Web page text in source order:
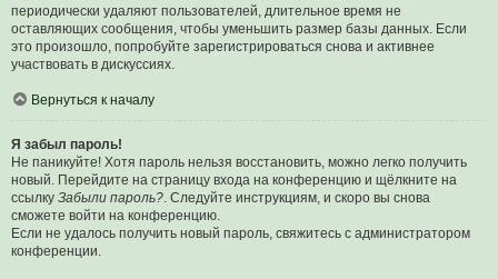
периодически удаляют пользователей, длительное время не
оставляющих сообщения, чтобы уменьшить размер базы данных. Если
это произошло, попробуйте зарегистрироваться снова и активнее
участвовать в дискуссиях.
Вернуться к началу
Я забыл пароль!
Не паникуйте! Хотя пароль нельзя восстановить, можно легко получить
новый. Перейдите на страницу входа на конференцию и щёлкните на
ссылку Забыли пароль?. Следуйте инструкциям, и скоро вы снова
сможете войти на конференцию.
Если не удалось получить новый пароль, свяжитесь с администратором
конференции.